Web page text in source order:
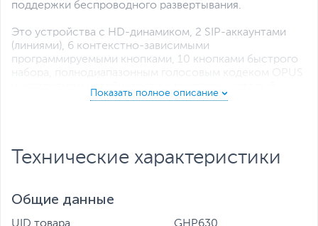
поддержки беспроводного развертывания.
Это устройства с HD-динамиком, 2 SIP-аккаунтами
(линиями), 6 контекстно-зависимыми
программируемыми кнопками, 10 кнопками быстрого
набора, полнодиапазонным голосовым кодеком OPUS
и алгоритмом устойчивости к джиттеру, который
компенсирует потерю до 30 % пакетов, сохраняя
Технические характеристики
Общие данные